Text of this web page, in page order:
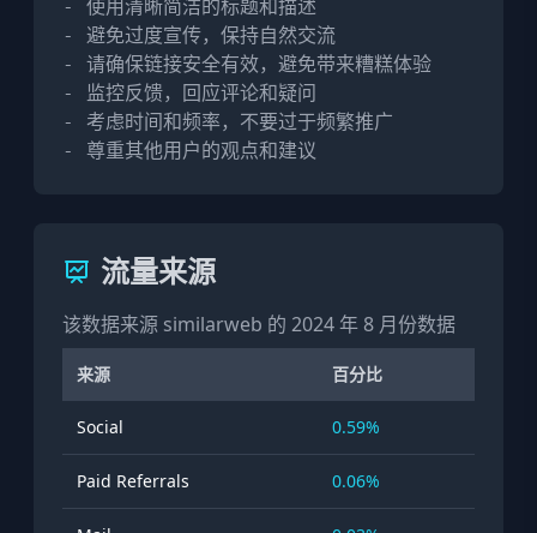
- 使用清晰简洁的标题和描述
- 避免过度宣传，保持自然交流
- 请确保链接安全有效，避免带来糟糕体验
- 监控反馈，回应评论和疑问
- 考虑时间和频率，不要过于频繁推广
- 尊重其他用户的观点和建议
流量来源
该数据来源 similarweb 的 2024 年 8 月份数据
来源 百分比
Social 0.59%
Paid Referrals 0.06%